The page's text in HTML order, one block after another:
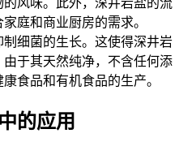
风味。此外，深井岩盐的流
庭和商业厨房的需求。
细菌的生长。这使得深井岩
于其天然纯净，不含任何添
食品和有机食品的生产。
的应用